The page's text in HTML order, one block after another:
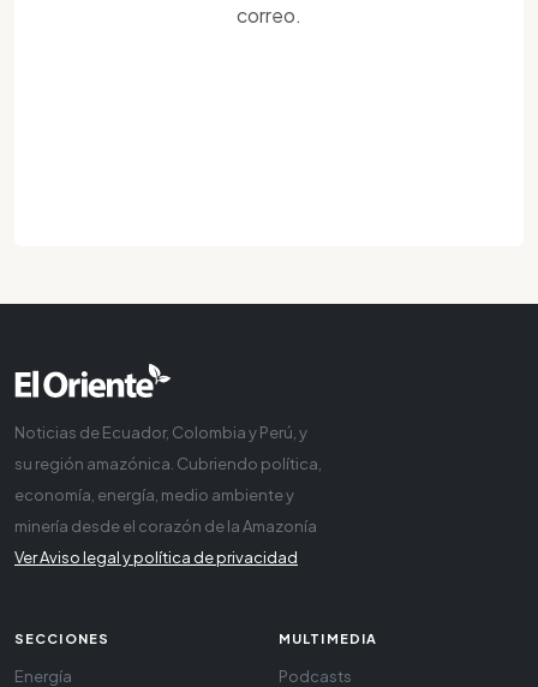
correo.
Noticias de Ecuador, Colombia y Perú, y
su región amazónica. Cubriendo política,
economía, energía, medio ambiente y
minería desde el corazón de la Amazonía
Ver Aviso legal y política de privacidad
SECCIONES
Energía
MULTIMEDIA
Podcasts